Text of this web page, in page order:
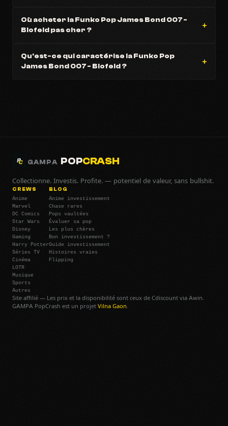
Où acheter la Funko Pop James Bond 007 -
Blofeld pas cher ?
Qu'est-ce qui caractérise la Funko Pop
James Bond 007 - Blofeld ?
GAMPA POPCRASH
Collectionne. Investis. Profite. — potentiel de valeur, sans bullshit.
CREWS
Anime
Marvel
DC Comics
Star Wars
Disney
Gaming
Harry Potter
Séries TV
Cinéma
LOTR
Musique
Sports
Autres
BLOG
Anime investissement
Chase rares
Pops vaultées
Évaluer sa pop
Les plus chères
Bon investissement ?
Guide investissement
Histoires vraies
Flipping
Site affilié — Les prix et la disponibilité sont ceux de Cdiscount via Awin.
GAMPA PopCrash est un projet Vilna Gaon.